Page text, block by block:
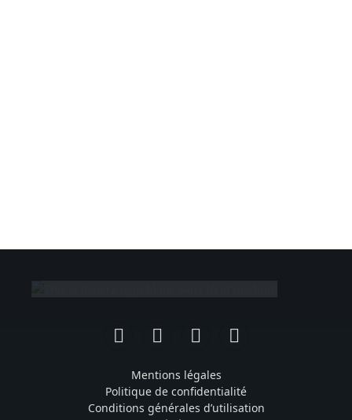
FacebookInstagramTikTok YouTube
Mentions légales
Politique de confidentialité
Conditions générales d’utilisation